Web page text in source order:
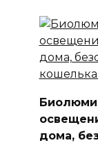
дома,